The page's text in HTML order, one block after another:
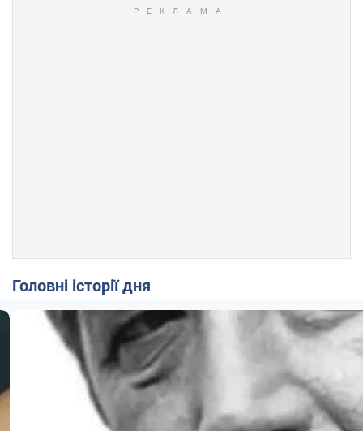
Головні історії дня